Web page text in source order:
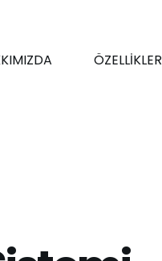
ÖZELLİKLER